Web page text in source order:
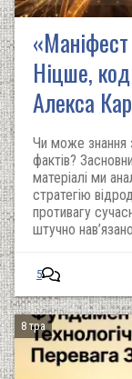
Ніцше, код
Алекса
Чи може знання
фактів?
матеріалі ми
стратегію
противагу
штучно
5
8 тра